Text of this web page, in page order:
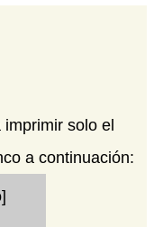
solo el
a continuación: